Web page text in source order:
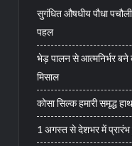
सुगंधित औषधीय पौधा
पहल
भेड़ पालन से आत्मनिर्भर बने
मिसाल
कोसा सिल्क हमारी समृद्ध
1 अगस्त से देशभर में प्रारंभ